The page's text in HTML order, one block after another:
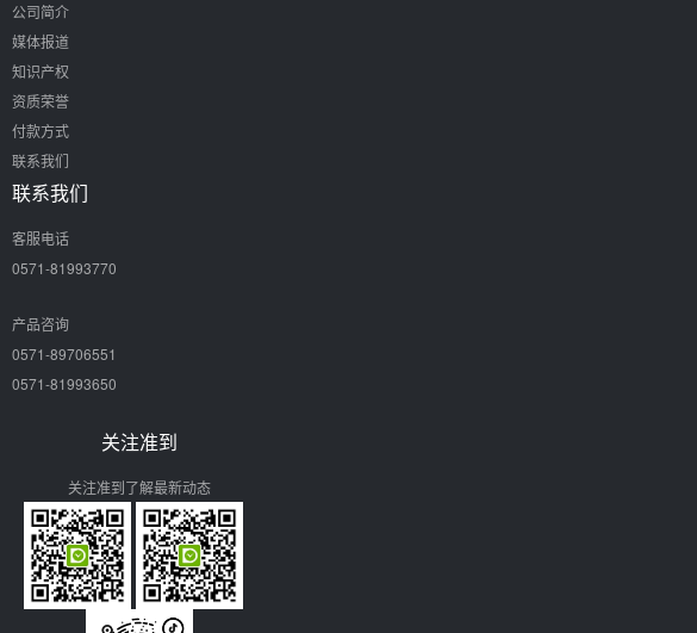
公司简介
媒体报道
知识产权
资质荣誉
付款方式
联系我们
联系我们
客服电话
0571-81993770
产品咨询
0571-89706551
0571-81993650
关注准到
关注准到了解最新动态